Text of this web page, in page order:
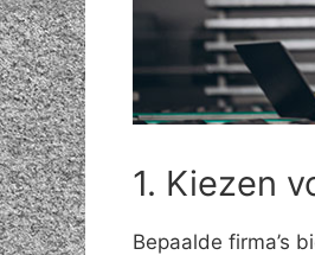
1. Kiezen
Bepaalde firma’s